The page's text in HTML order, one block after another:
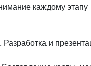
каждому этапу
и